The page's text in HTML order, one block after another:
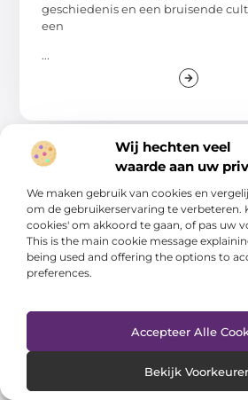
Wij hechten veel
waarde aan uw
We maken gebruik van cookies en
om de gebruikerservaring te verbeteren.
cookies' om akkoord te gaan, of pas uw
This is the main cookie message
being used and offering the options to
preferences.
Accepteer Alle
Bekijk
geschiedenis en een bruisende
een
...
AANBIEDINGEN
De onderwaterwereld:
beter is dan snorkelen
De diepte in: een nieuwe wereld